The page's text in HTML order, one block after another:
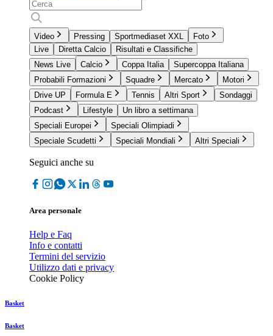
Video Pressing Sportmediaset XXL
Foto
Live
Diretta Calcio
Risultati e Classifiche
News Live
Calcio Coppa Italia
Supercoppa Italiana
Probabili Formazioni
Squadre Mercato
Motori
Drive UP
Formula E Tennis Altri Sport
Sondaggi
Podcast
Lifestyle
Un libro a settimana
Speciali Europei
Speciali Olimpiadi
Speciale Scudetti
Speciali Mondiali Altri Speciali
Seguici anche su
Area personale
Help e Faq
Info e contatti
Termini del servizio
Utilizzo dati e privacy
Cookie Policy
Basket
Basket